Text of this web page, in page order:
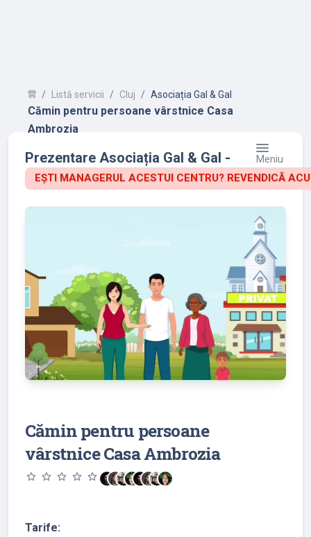
Listă servicii Cluj Asociația Gal & Gal
Cămin pentru persoane vârstnice Casa
Ambrozia
Meniu
Prezentare Asociația Gal & Gal -
EȘTI MANAGERUL ACESTUI CENTRU? REVENDICĂ
Cămin pentru persoane
vârstnice Casa Ambrozia
star_outline star_outline star_outline star_outline star_outline
Tarife: